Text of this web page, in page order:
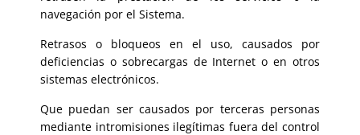
navegación por el Sistema.
Retrasos o bloqueos en el uso, causados por
deficiencias o sobrecargas de Internet o en otros
sistemas electrónicos.
Que puedan ser causados por terceras personas
mediante intromisiones ilegítimas fuera del control